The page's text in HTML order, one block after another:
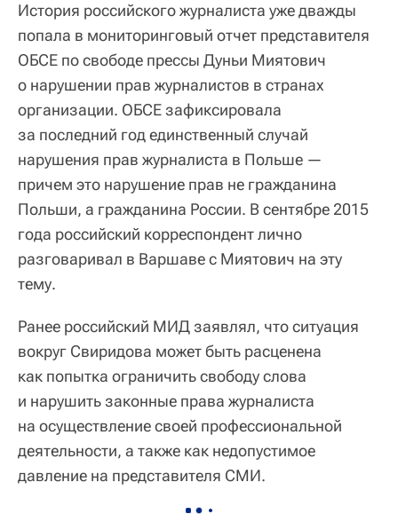
История российского журналиста уже дважды
попала в мониторинговый отчет представителя
ОБСЕ по свободе прессы Дуньи Миятович
о нарушении прав журналистов в странах
организации. ОБСЕ зафиксировала
за последний год единственный случай
нарушения прав журналиста в Польше —
причем это нарушение прав не гражданина
Польши, а гражданина России. В сентябре 2015
года российский корреспондент лично
разговаривал в Варшаве с Миятович на эту
тему.
Ранее российский МИД заявлял, что ситуация
вокруг Свиридова может быть расценена
как попытка ограничить свободу слова
и нарушить законные права журналиста
на осуществление своей профессиональной
деятельности, а также как недопустимое
давление на представителя СМИ.